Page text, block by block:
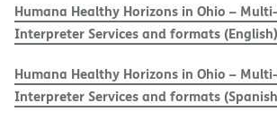
Humana Healthy Horizons in Ohio –
Interpreter Services and formats (English)
Humana Healthy Horizons in Ohio –
Interpreter Services and formats